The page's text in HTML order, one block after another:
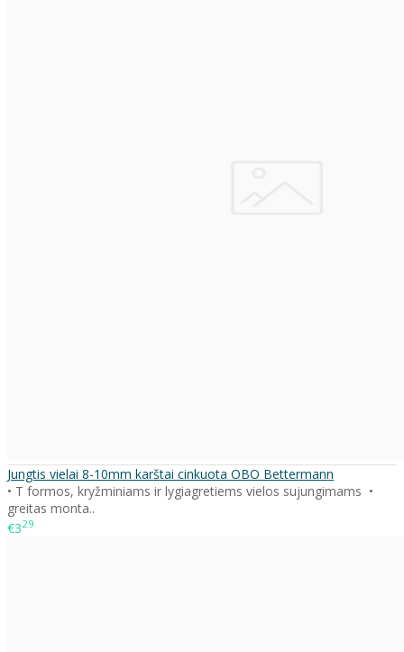
Jungtis vielai 8-10mm karštai cinkuota OBO Bettermann
• T formos, kryžminiams ir lygiagretiems vielos sujungimams •
greitas monta..
€329